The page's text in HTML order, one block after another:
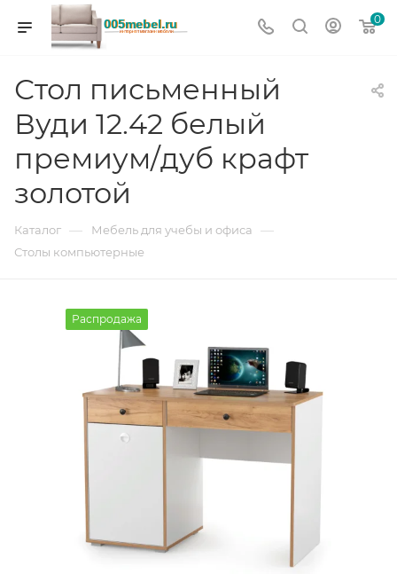
0
Стол письменный
Вуди 12.42 белый
премиум/дуб крафт
золотой
Каталог — Мебель для учебы и офиса —
Столы компьютерные
Распродажа